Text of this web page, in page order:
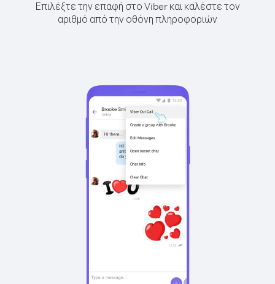
Επιλέξτε την επαφή στο Viber και καλέστε τον
αριθμό από την οθόνη πληροφοριών